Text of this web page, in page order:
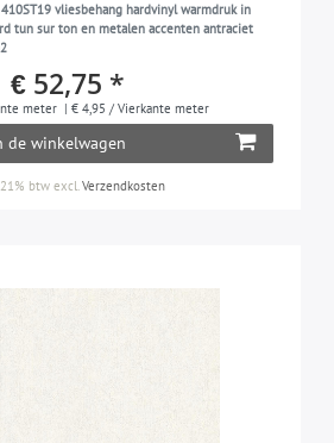
vliesbehang hardvinyl warmdruk in
tun sur ton en metalen accenten antraciet
€ 52,75 *
meter | € 4,95 / Vierkante meter
de winkelwagen
btw excl.Verzendkosten